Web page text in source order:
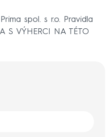
spol. s r.o. Pravidla
S VÝHERCI NA TÉTO